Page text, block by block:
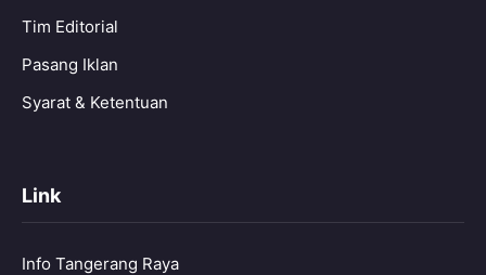
Tim Editorial
Pasang Iklan
Syarat & Ketentuan
Link
Info Tangerang Raya